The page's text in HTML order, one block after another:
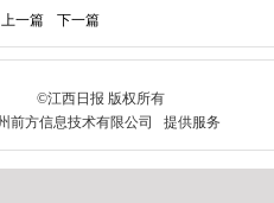
上一篇 下一篇